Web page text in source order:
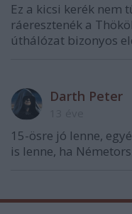
Ez a kicsi kerék nem
ráeresztenék a
úthálózat bizonyos
Darth Peter
15-ösre jó lenne,
is lenne, ha